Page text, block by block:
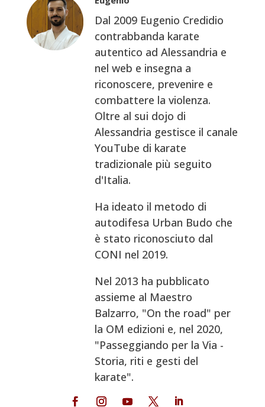
Dal 2009 Eugenio Credidio
contrabbanda karate
autentico ad Alessandria e
nel web e insegna a
riconoscere, prevenire e
combattere la violenza.
Oltre al sui dojo di
Alessandria gestisce il canale
YouTube di karate
tradizionale più seguito
d'Italia.
Ha ideato il metodo di
autodifesa Urban Budo che
è stato riconosciuto dal
CONI nel 2019.
Nel 2013 ha pubblicato
assieme al Maestro
Balzarro, "On the road" per
la OM edizioni e, nel 2020,
"Passeggiando per la Via -
Storia, riti e gesti del
karate".